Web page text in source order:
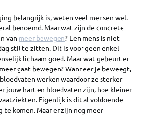
belangrijk is, weten veel mensen wel.
benoemd. Maar wat zijn de concrete
van meer bewegen? Een mens is niet
stil te zitten. Dit is voor geen enkel
lichaam goed. Maar wat gebeurt er
gaat bewegen? Wanneer je beweegt,
werken waardoor ze sterker
jouw hart en bloedvaten zijn, hoe kleiner
Eigenlijk is dit al voldoende
te komen. Maar er zijn nog meer